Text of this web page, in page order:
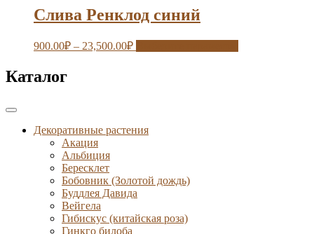
Слива Ренклод синий
900.00₽ – 23,500.00₽
Каталог
Декоративные растения
Акация
Альбиция
Бересклет
Бобовник (Золотой дождь)
Буддлея Давида
Вейгела
Гибискус (китайская роза)
Гинкго билоба